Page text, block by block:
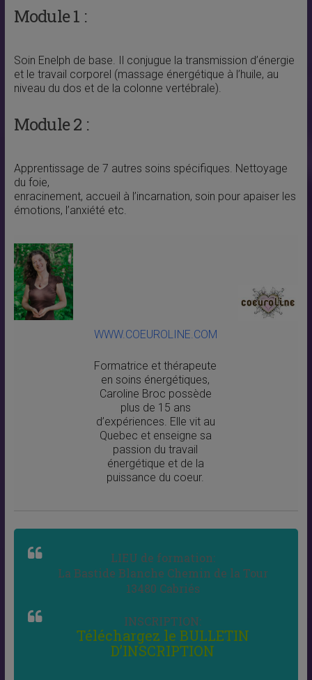
Module 1 :
Soin Enelph de base. Il conjugue la transmission d’énergie
et le travail corporel (massage énergétique à l’huile, au
niveau du dos et de la colonne vertébrale).
Module 2 :
Apprentissage de 7 autres soins spécifiques. Nettoyage
du foie,
enracinement, accueil à l’incarnation, soin pour apaiser les
émotions, l’anxiété etc.
WWW.COEUROLINE.COM
Formatrice et thérapeute
en soins énergétiques,
Caroline Broc possède
plus de 15 ans
d’expériences. Elle vit au
Quebec et enseigne sa
passion du travail
énergétique et de la
puissance du coeur.
LIEU de formation:
La Bastide Blanche Chemin de la Tour
13480 Cabriés
INSCRIPTION:
Téléchargez le BULLETIN
D’INSCRIPTION